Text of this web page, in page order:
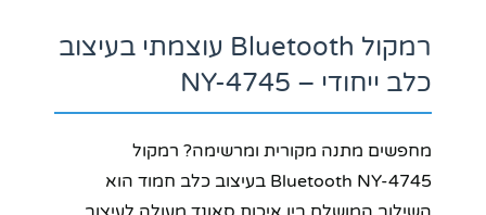
רמקול Bluetooth עוצמתי בעיצוב
כלב ייחודי – NY-4745
מחפשים מתנה מקורית ומרשימה? רמקול
Bluetooth NY-4745 בעיצוב כלב חמוד הוא